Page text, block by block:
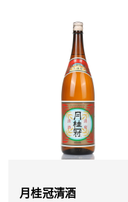
月桂冠清酒